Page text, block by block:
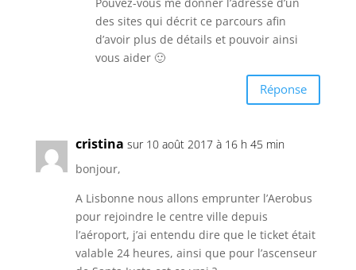
des sites qui décrit ce parcours afin
d’avoir plus de détails et pouvoir ainsi
vous aider 🙂
Réponse
cristina sur 10 août 2017 à 16 h 45 min
bonjour,
A Lisbonne nous allons emprunter l’Aerobus
pour rejoindre le centre ville depuis
l’aéroport, j’ai entendu dire que le ticket était
valable 24 heures, ainsi que pour l’ascenseur